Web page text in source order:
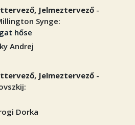
Jelmeztervező -
Synge:
hőse
Andrej
Jelmeztervező -
Dorka